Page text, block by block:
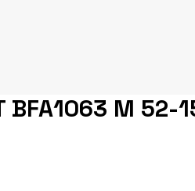
BFA1063 M 52-